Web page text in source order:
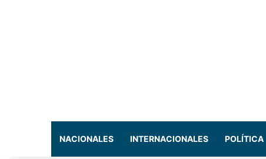
NACIONALES INTERNACIONALES POLÍTICA